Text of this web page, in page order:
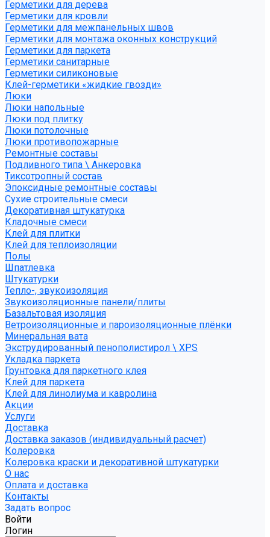
Герметики для дерева
Герметики для кровли
Герметики для межпанельных швов
Герметики для монтажа оконных конструкций
Герметики для паркета
Герметики санитарные
Герметики силиконовые
Клей-герметики «жидкие гвозди»
Люки
Люки напольные
Люки под плитку
Люки потолочные
Люки противопожарные
Ремонтные составы
Подливного типа \ Анкеровка
Тиксотропный состав
Эпоксидные ремонтные составы
Сухие строительные смеси
Декоративная штукатурка
Кладочные смеси
Клей для плитки
Клей для теплоизоляции
Полы
Шпатлевка
Штукатурки
Тепло-, звукоизоляция
Звукоизоляционные панели/плиты
Базальтовая изоляция
Ветроизоляционные и пароизоляционные плёнки
Минеральная вата
Экструдированный пенополистирол \ XPS
Укладка паркета
Грунтовка для паркетного клея
Клей для паркета
Клей для линолиума и кавролина
Акции
Услуги
Доставка
Доставка заказов (индивидуальный расчет)
Колеровка
Колеровка краски и декоративной штукатурки
О нас
Оплата и доставка
Контакты
Задать вопрос
Войти
Логин